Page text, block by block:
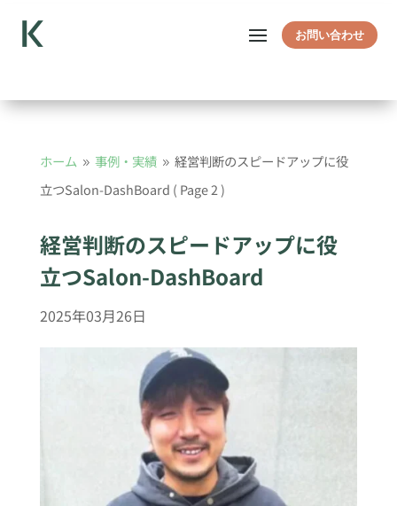
お問い合わせ
ホーム 9 事例・実績 9 経営判断のスピードアップに役
立つSalon-DashBoard ( Page 2 )
経営判断のスピードアップに役
立つSalon-DashBoard
2025年03月26日